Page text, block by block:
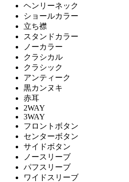
ヘンリーネック
ショールカラー
立ち襟
スタンドカラー
ノーカラー
クラシカル
クラシック
アンティーク
黒カンヌキ
赤耳
2WAY
3WAY
フロントボタン
センターボタン
サイドボタン
ノースリーブ
パフスリーブ
ワイドスリーブ